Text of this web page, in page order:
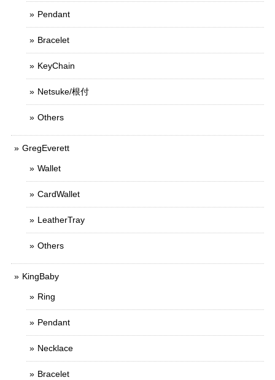
Pendant
Bracelet
KeyChain
Netsuke/根付
Others
GregEverett
Wallet
CardWallet
LeatherTray
Others
KingBaby
Ring
Pendant
Necklace
Bracelet